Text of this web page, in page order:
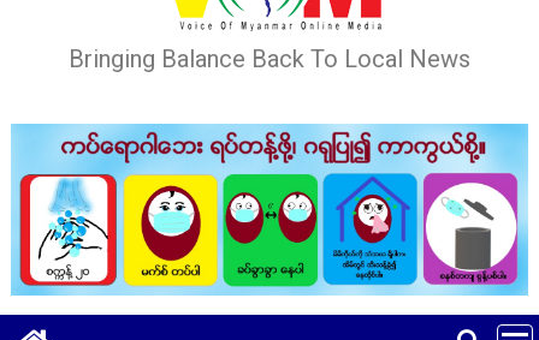
Bringing Balance Back To Local News